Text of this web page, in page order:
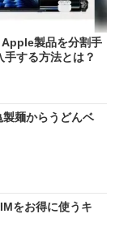
Apple製品を分割手
手する方法とは？
麺からうどんベ
をお得に使うキ